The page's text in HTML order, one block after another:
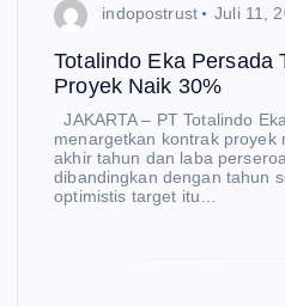
indopostrust Juli 11,
Totalindo Eka Persada
Proyek Naik 30%
JAKARTA – PT Totalindo
menargetkan kontrak proyek
akhir tahun dan laba
dibandingkan dengan tahun
optimistis target itu…